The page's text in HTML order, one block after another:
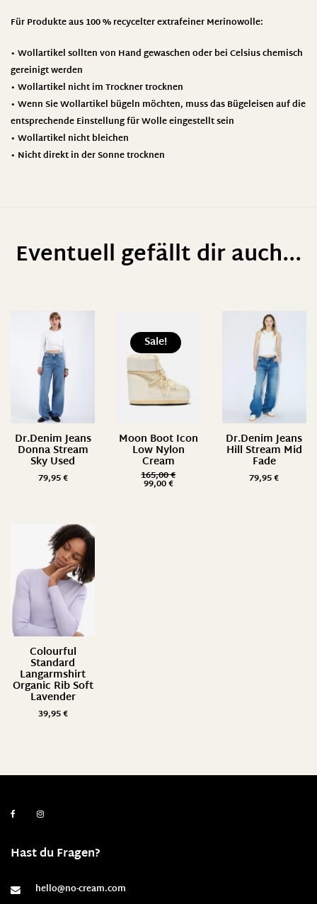
Für Produkte aus 100 % recycelter extrafeiner Merinowolle:
• Wollartikel sollten von Hand gewaschen oder bei Celsius chemisch
gereinigt werden
• Wollartikel nicht im Trockner trocknen
• Wenn Sie Wollartikel bügeln möchten, muss das Bügeleisen auf die
entsprechende Einstellung für Wolle eingestellt sein
• Wollartikel nicht bleichen
• Nicht direkt in der Sonne trocknen
Eventuell gefällt dir auch...
Dr.Denim Jeans
Donna Stream
Sky Used
79,95€
Sale!
Moon Boot Icon
Low Nylon
Cream
165,00€
99,00€
Dr.Denim Jeans
Hill Stream Mid
Fade
79,95€
Colourful
Standard
Langarmshirt
Organic Rib Soft
Lavender
39,95€
Hast du Fragen?
hello@no-cream.com